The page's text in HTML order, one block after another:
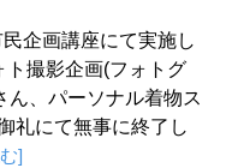
企画講座にて実施し
撮影企画(フォトグ
ん、パーソナル着物ス
礼にて無事に終了し
]